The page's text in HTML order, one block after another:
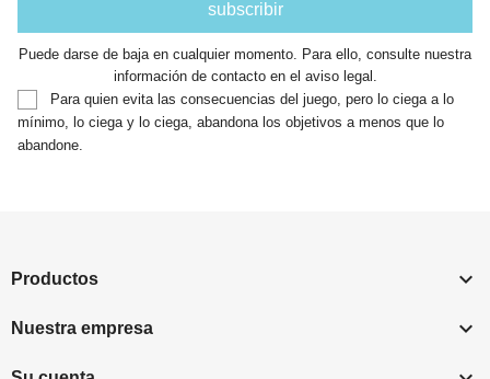
Puede darse de baja en cualquier momento. Para ello, consulte nuestra
información de contacto en el aviso legal.
Para quien evita las consecuencias del juego, pero lo ciega a lo
mínimo, lo ciega y lo ciega, abandona los objetivos a menos que lo
abandone.
Productos 
Nuestra empresa 